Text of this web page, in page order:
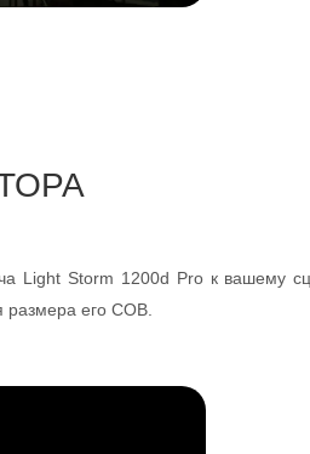
Light Storm 1200d Pro к вашему
его COB.